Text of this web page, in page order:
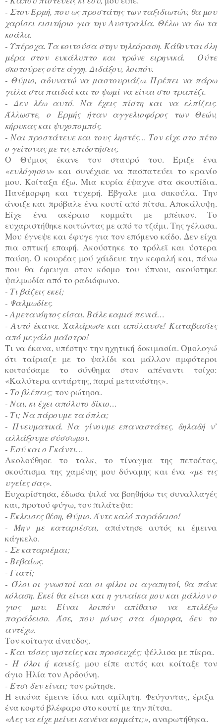
- Στον Ερμή, που ως προστάτης των ταξιδιωτών, θα μου
χαρίσει εισιτήριο για την Αυστραλία. Θέλω να δω τα
κοάλα.
- Υπέροχα. Τα κοιτούσα στην τηλεόραση. Κάθονται όλη
μέρα στον ευκάλυπτο και τρώνε ειρηνικά. Ούτε
σκοτούρες ούτε άγχη. Διδάξου, λοιπόν.
- Θύμιο, αδυνατώ να μαστουριάζω. Πρέπει να πάρω
γάλα στα παιδιά και το ψωμί να είναι στο τραπέζι.
- Δεν λέω αυτό. Να έχεις πίστη και να ελπίζεις.
Άλλωστε, ο Ερμής ήταν αγγελιοφόρος των Θεών,
κήρυκας και ψυχοπομπός.
- Ναι προστάτευε και τους ληστές… Τον είχε στο πέτο
ο γείτονας με τις επιδοτήσεις.
Ο Θύμιος έκανε τον σταυρό του. Έριξε ένα
«ευλόγησον» και συνέχισε να πασπατεύει το κρανίο
μου. Κοίταξα έξω. Μια κυρία έψαχνε στα σκουπίδια.
Πανέμορφη και τυχερή. Έβγαλε μια σακούλα. Την
άνοιξε και πρόβαλε ένα κουτί από πίτσα. Αποκάλυψη.
Είχε ένα ακέραιο κομμάτι με μπέικον. Το
ευχαριστήθηκε κοιτώντας με από το τζάμι. Της γέλασα.
Μου έγνεψε και έφυγε για τον επόμενο κάδο. Δεν είχα
πια οπτική επαφή. Ακούστηκε το τρόλεϊ και ύστερα
παύση. Ο κουρέας μού χάιδευε την κεφαλή και, πάνω
που θα έφευγα στον κόσμο του ύπνου, ακούστηκε
ψαλμωδία από το ραδιόφωνο.
- Τι βάζεις εκεί;
- Ψαλμωδίες.
- Αμετανόητος είσαι. Βάλε καμιά πενιά…
- Αυτό έκανα. Χαλάρωσε και απόλαυσε! Καταβασίες
από μεγάλο μαΐστρο!
Τι να έκανα, υπέστην την ηχητική δοκιμασία. Ομολογώ
ότι ταίριαζε με το ψαλίδι και μάλλον αμφότεροι
κοιτούσαμε το σύνθημα στον απέναντι τοίχο:
«Καλύτερα αντάρτης, παρά μετανάστης».
- Το βλέπεις; τον ρώτησα.
- Ναι, κι έχει απόλυτο δίκιο…
- Τι; Να πάρουμε τα όπλα;
- Πνευματικά. Να γίνουμε επαναστάτες, δηλαδή ν’
αλλάξουμε σύσσωμοι.
- Εσύ και ο Γκάντι…
Ακολούθησε το ταλκ, το τίναγμα της πετσέτας,
σκούπισμα της χαμένης μου δύναμης και ένα «με τις
υγείες σας».
Ευχαρίστησα, έδωσα ψιλά να βοηθήσω τις συναλλαγές
και, προτού φύγω, τον πιλάτεψα:
- Έκλεισες θέση, Θύμιο. Άντε καλό παράδεισο!
- Μην με καταριέσαι, απάντησε αυτός κι έμεινα
κάγκελο.
- Σε καταριέμαι;
- Βεβαίως.
- Γιατί;
- Όλοι οι γνωστοί και οι φίλοι οι αγαπητοί, θα πάνε
κόλαση. Εκεί θα είναι και η γυναίκα μου και μάλλον ο
γιος μου. Είναι λοιπόν απίθανο να επιλέξω
παράδεισο. Άσε, που μόνος στα όμορφα, δεν το
αντέχω.
Τον κοίταγα άναυδος.
- Και τόσες νηστείες και προσευχές; ψέλλισα με πίκρα.
- Ή όλοι ή κανείς, μου είπε αυτός και κοίταξε τον
άγιο Ηλία τον Αρδούνη.
- Έτσι δεν είναι; τον ρώτησε.
Η εικόνα έμεινε ίδια και αμίλητη. Φεύγοντας, έριξα
ένα κοφτό βλέφαρο στο κουτί με την πίτσα.
«Λες να είχε μείνει κανένα κομμάτι;», αναρωτήθηκα.